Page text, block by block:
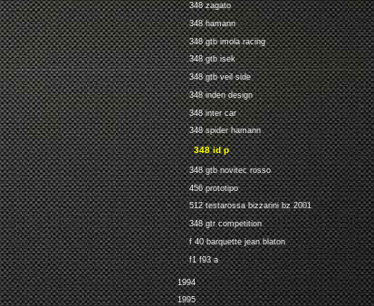
348 zagato
348 hamann
348 gtb imola racing
348 gtb isek
348 gtb veil side
348 inden design
348 inter car
348 spider hamann
348 id p
348 gtb novitec rosso
456 prototipo
512 testarossa bizzarini bz 2001
348 gtr competition
f 40 barquette jean blaton
f1 f93 a
1994
1995